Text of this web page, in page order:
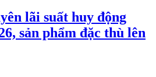
lãi suất huy động
sản phẩm đặc thù lên